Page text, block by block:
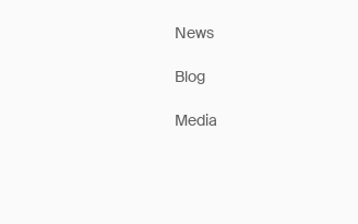
News
Blog
Media